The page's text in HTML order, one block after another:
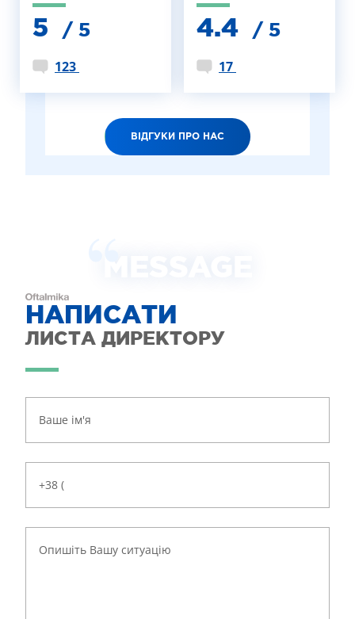
5 / 5
123
4.4 / 5
17
ВІДГУКИ ПРО НАС
НАПИСАТИ
ЛИСТА ДИРЕКТОРУ